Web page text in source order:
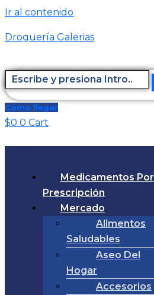
Ir al contenido
Droguería Galerias
Cómo llegar
$0 0 Cart
Medicamentos Por
Prescripción
Mercado
Alimentos
Saludables
Aseo Del
Hogar
Accesorios